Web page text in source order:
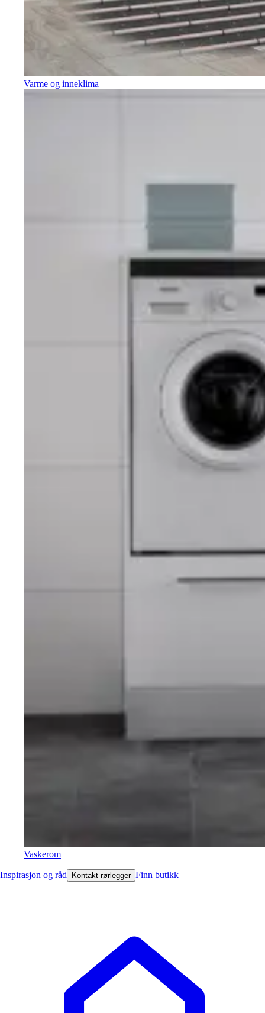
Varme og inneklima
Vaskerom
Inspirasjon og råd Kontakt rørlegger Finn butikk